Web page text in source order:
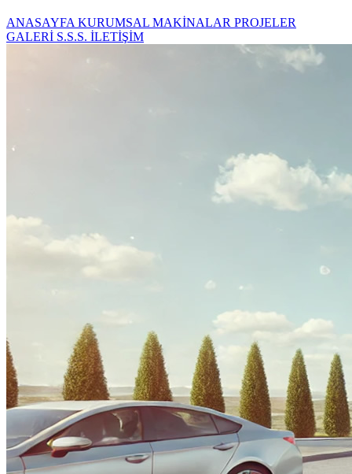
ANASAYFA KURUMSAL MAKİNALAR PROJELER
GALERİ S.S.S. İLETİŞİM